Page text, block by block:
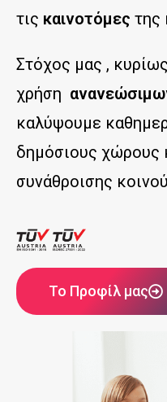
τις καινοτόμες της
Στόχος μας ,
χρήση
καλύψουμε
δημόσιους χώρους
συνάθροισης
Το Προφίλ μας